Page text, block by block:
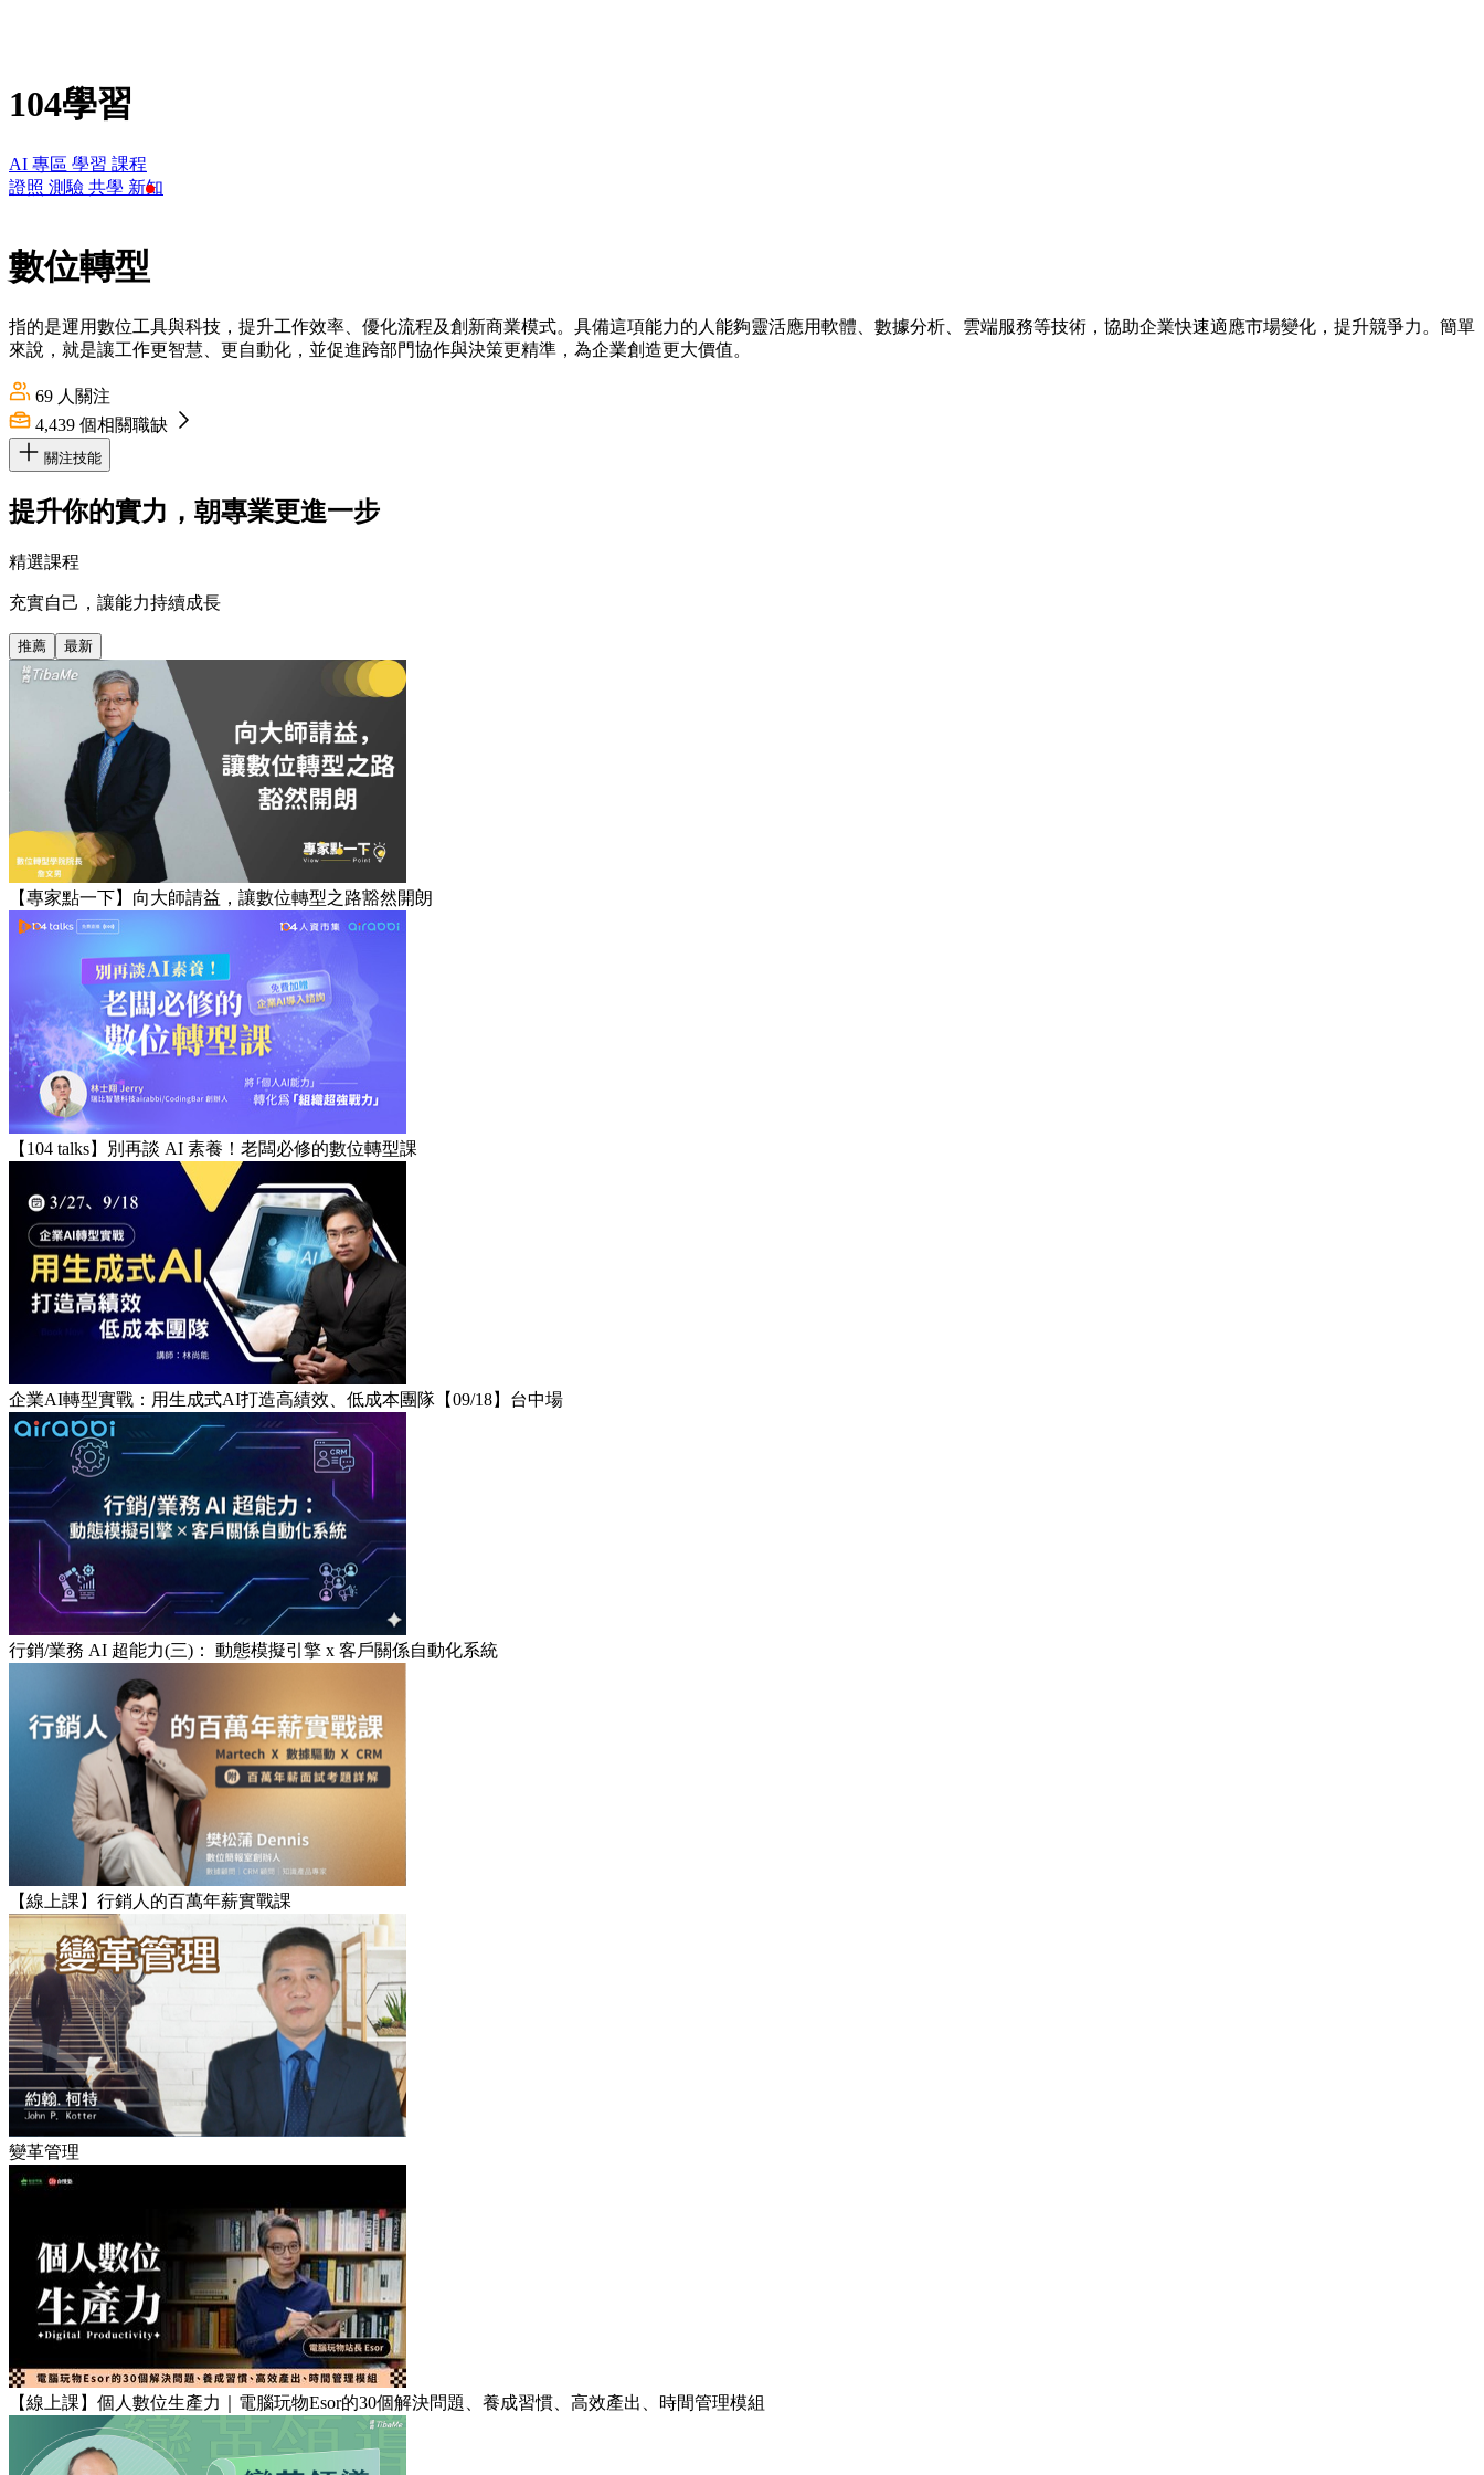
104學習
AI 專區 學習 課程
證照 測驗 共學 新知
數位轉型
指的是運用數位工具與科技，提升工作效率、優化流程及創新商業模式。具備這項能力的人能夠靈活應用軟體、數據分析、雲端服務等技術，協助企業快速適應市場變化，提升競爭力。簡單
來說，就是讓工作更智慧、更自動化，並促進跨部門協作與決策更精準，為企業創造更大價值。
69 人關注
4,439 個相關職缺
關注技能
提升你的實力，朝專業更進一步
精選課程
充實自己，讓能力持續成長
推薦 最新
【專家點一下】向大師請益，讓數位轉型之路豁然開朗
【104 talks】別再談 AI 素養！老闆必修的數位轉型課​
企業AI轉型實戰：用生成式AI打造高績效、低成本團隊【09/18】台中場
行銷/業務 AI 超能力(三)： 動態模擬引擎 x 客戶關係自動化系統
【線上課】行銷人的百萬年薪實戰課
變革管理
【線上課】個人數位生產力｜電腦玩物Esor的30個解決問題、養成習慣、高效產出、時間管理模組